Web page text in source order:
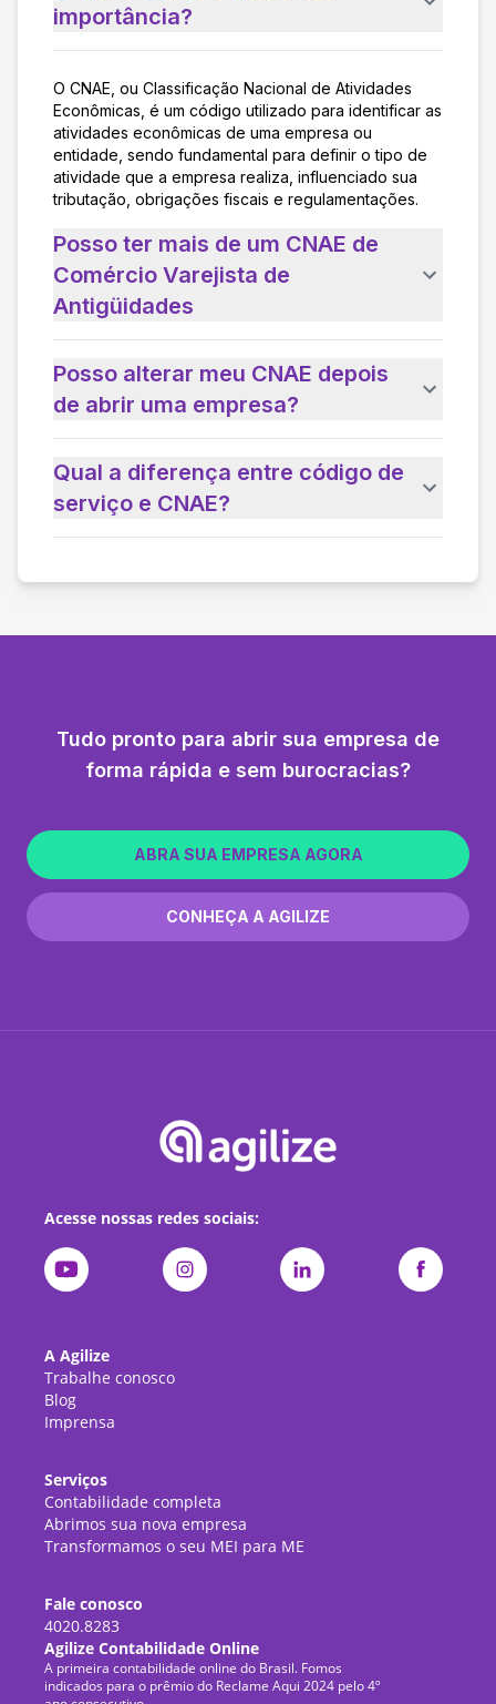
importância?
O CNAE, ou Classificação Nacional de Atividades
Econômicas, é um código utilizado para identificar as
atividades econômicas de uma empresa ou
entidade, sendo fundamental para definir o tipo de
atividade que a empresa realiza, influenciado sua
tributação, obrigações fiscais e regulamentações.
Posso ter mais de um CNAE de
Comércio Varejista de
Antigüidades
Posso alterar meu CNAE depois
de abrir uma empresa?
Qual a diferença entre código de
serviço e CNAE?
Tudo pronto para abrir sua empresa de
forma rápida e sem burocracias?
ABRA SUA EMPRESA AGORA
CONHEÇA A AGILIZE
Acesse nossas redes sociais:
A Agilize
Trabalhe conosco
Blog
Imprensa
Serviços
Contabilidade completa
Abrimos sua nova empresa
Transformamos o seu MEI para ME
Fale conosco
4020.8283
Agilize Contabilidade Online
A primeira contabilidade online do Brasil. Fomos
indicados para o prêmio do Reclame Aqui 2024 pelo 4º